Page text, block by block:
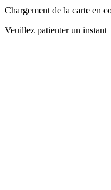
Chargement de la carte en
Veuillez patienter un instant